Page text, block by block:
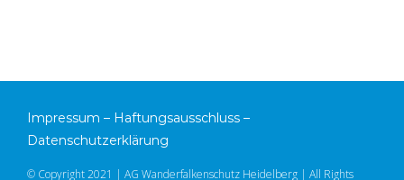
Impressum – Haftungsausschluss –
Datenschutzerklärung
© Copyright 2021 | AG Wanderfalkenschutz Heidelberg | All Rights